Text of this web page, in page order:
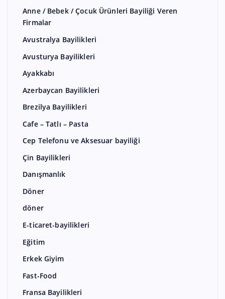
Anne / Bebek / Çocuk Ürünleri Bayiliği Veren
Firmalar
Avustralya Bayilikleri
Avusturya Bayilikleri
Ayakkabı
Azerbaycan Bayilikleri
Brezilya Bayilikleri
Cafe – Tatlı – Pasta
Cep Telefonu ve Aksesuar bayiliği
Çin Bayilikleri
Danışmanlık
Döner
döner
E-ticaret-bayilikleri
Eğitim
Erkek Giyim
Fast-Food
Fransa Bayilikleri